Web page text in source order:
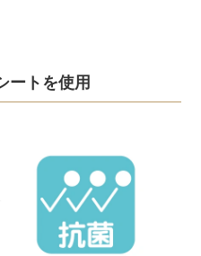
ートを使用